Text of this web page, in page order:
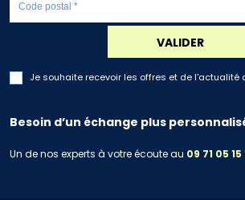
VALIDER
Je souhaite recevoir les offres et de l'actualité
Besoin d’un échange plus
Un de nos experts à votre écoute au 09 71 05 15